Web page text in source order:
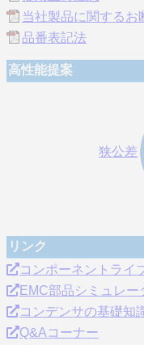
当社製品に関するお
品番表記法
高性能提案
狭公差
リンク
コンポーネントライ
EMC部品シミュレ
コンデンサの基礎知
Q&Aコーナー